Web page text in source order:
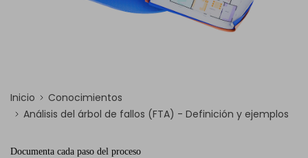
Inicio
Conocimientos
Análisis del árbol de fallos (FTA) - Definición y ejemplos
Documenta cada paso del proceso